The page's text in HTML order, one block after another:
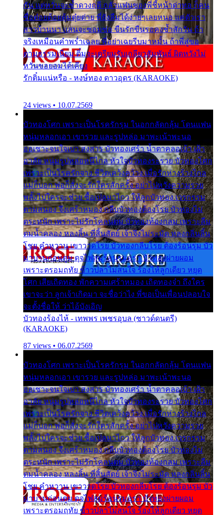
กัน แต่หวั่นจะช้ำดวงฤดี กลัวแฟนของพี่ชี้หน้าด่าทอ ก็คน
ชื่อต๋อยต้อยตุ้มตุ๋ยต่าย พี่ยังลืมได้ง่ายๆเลยหนอ แค่ตัวเรา
สาวบ้านนา แสนจะซอมซ่อ ขืนรักขืนรอคงช้ำสักวัน ถ้า
จริงเหมือนคำพร่ำเฉลย พี่อย่าเฉยรีบมาหมั้น ถ้าพี่สู่ขอ
ตามธรรมเนียม ติ๋มจะเตรียมรับเกลียวสัมพันธ์ ผิดหวังไม่
หวั่นขอยอมได้เคียง
รักติ๋มแน่หรือ - หงษ์ทอง ดาวอุดร (KARAOKE)
24 views • 10.07.2569
บัวทองโศก เพราะเป็นโรครักรุม ในอกกลัดกลุ้ม โดนแฟน
หนุ่มหลอกเอา เขารวย และรูปหล่อ มาพะเน้าพะนอ
ออเซาะจนใจเบา สงสาร บัวทองเศร้า น้ำตาคลอเบ้า เฝ้า
อาลัย หนุ่มรูปหล่อหนีไกล หัวใจบัวทองระรวย บัวทองโศก
เพราะเป็นโรครักจาง ชีวิตเคว้งคว้าง เมื่อรักห่างร้างไกล
แม่ก็บอก พ่อก็สั่งจะรักใครสักครั้ง อย่าไปหวังความรวย
พลั้งไปใครจะช่วย ซื้อเปลมาไกว ให้ลูกบัวทอง เวรกรรม
ตามสนอง จึงเศร้าหมอง กลีบบัวทองต้องโรย บัวทองไม่
ตระหนัก เพราะไม่รักโคลนตม บัวทองท้องกลม เพราะลืม
ตมน้ำคลอง หลงลิ้น ที่สิ้นสัตย์ เจ้าจึงไม่ระมัด หลงกลิ่นลิ้น
โชย คำหวาน เขาวาดโรย บัวทองกลีบโรย ต้องร้อนรุม บัว
มาบานก่อนตูม ดุจไฟสุมร้อนรุมอุรา บัวทองผ่ายผอม
เพราะตรอมฤทัย ข้าวปลาไม่สนใจ ร้องไห้ลูกเดียว หยุด
โศก เสียเถิดทอง พักความเศร้าหมอง เถิดทองจ๋า ถึงใคร
เขาจะว่า ลูกเจ้าเกิดมา จะชื่อว่าไง พี่ขอเป็นเพื่อนปลอบใจ
จะตั้งชื่อให้ ว่าไอ้บังเอิญ
บัวทองร้องไห้ - เทพพร เพชรอุบล (ซาวด์ดนตรี)
(KARAOKE)
87 views • 06.07.2569
บัวทองโศก เพราะเป็นโรครักรุม ในอกกลัดกลุ้ม โดนแฟน
หนุ่มหลอกเอา เขารวย และรูปหล่อ มาพะเน้าพะนอ
ออเซาะจนใจเบา สงสาร บัวทองเศร้า น้ำตาคลอเบ้า เฝ้า
อาลัย หนุ่มรูปหล่อหนีไกล หัวใจบัวทองระรวย บัวทองโศก
เพราะเป็นโรครักจาง ชีวิตเคว้งคว้าง เมื่อรักห่างร้างไกล
แม่ก็บอก พ่อก็สั่งจะรักใครสักครั้ง อย่าไปหวังความรวย
พลั้งไปใครจะช่วย ซื้อเปลมาไกว ให้ลูกบัวทอง เวรกรรม
ตามสนอง จึงเศร้าหมอง กลีบบัวทองต้องโรย บัวทองไม่
ตระหนัก เพราะไม่รักโคลนตม บัวทองท้องกลม เพราะลืม
ตมน้ำคลอง หลงลิ้น ที่สิ้นสัตย์ เจ้าจึงไม่ระมัด หลงกลิ่นลิ้น
โชย คำหวาน เขาวาดโรย บัวทองกลีบโรย ต้องร้อนรุม บัว
มาบานก่อนตูม ดุจไฟสุมร้อนรุมอุรา บัวทองผ่ายผอม
เพราะตรอมฤทัย ข้าวปลาไม่สนใจ ร้องไห้ลูกเดียว หยุด